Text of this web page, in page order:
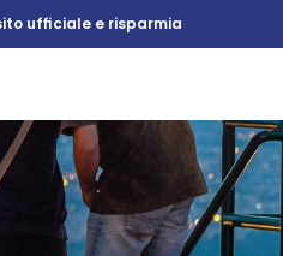
ufficiale e risparmia